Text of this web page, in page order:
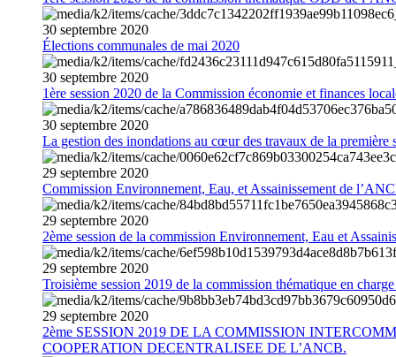
30 septembre 2020
Élections communales de mai 2020
30 septembre 2020
1ère session 2020 de la Commission économie et finances
30 septembre 2020
La gestion des inondations au cœur des travaux de la première
29 septembre 2020
Commission Environnement, Eau, et Assainissement de
29 septembre 2020
2ème session de la commission Environnement, Eau et
29 septembre 2020
Troisième session 2019 de la commission thématique en
29 septembre 2020
2ème SESSION 2019 DE LA COMMISSION
COOPERATION DECENTRALISEE DE L’ANCB.